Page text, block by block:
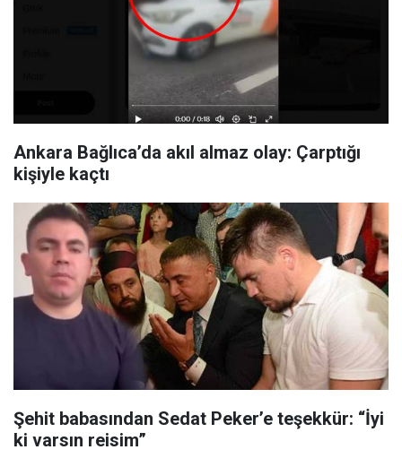
Ankara Bağlıca’da akıl almaz olay: Çarptığı
kişiyle kaçtı
Şehit babasından Sedat Peker’e teşekkür: “İyi
ki varsın reisim”